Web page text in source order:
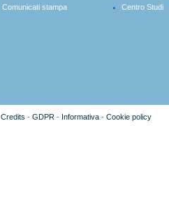
Comunicati stampa
Centro Studi
Credits - GDPR - Informativa - Cookie policy